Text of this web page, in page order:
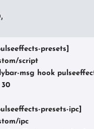
presets]
script
msg hook
presets-ipc]
ipc